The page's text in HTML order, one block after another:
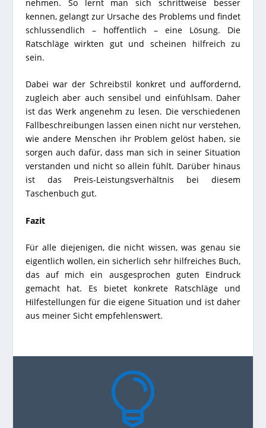
nehmen. So lernt man sich schrittweise besser
kennen, gelangt zur Ursache des Problems und findet
schlussendlich – hoffentlich – eine Lösung. Die
Ratschläge wirkten gut und scheinen hilfreich zu
sein.
Dabei war der Schreibstil konkret und auffordernd,
zugleich aber auch sensibel und einfühlsam. Daher
ist das Werk angenehm zu lesen. Die verschiedenen
Fallbeschreibungen lassen einen nicht nur verstehen,
wie andere Menschen ihr Problem gelöst haben, sie
sorgen auch dafür, dass man sich in seiner Situation
verstanden und nicht so allein fühlt. Darüber hinaus
ist das Preis-Leistungsverhältnis bei diesem
Taschenbuch gut.
Fazit
Für alle diejenigen, die nicht wissen, was genau sie
eigentlich wollen, ein sicherlich sehr hilfreiches Buch,
das auf mich ein ausgesprochen guten Eindruck
gemacht hat. Es bietet konkrete Ratschläge und
Hilfestellungen für die eigene Situation und ist daher
aus meiner Sicht empfehlenswert.
